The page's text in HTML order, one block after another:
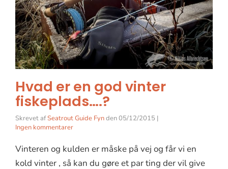
Hvad er en god vinter
fiskeplads….?
Skrevet afSeatrout Guide Fynden05/12/2015 |
Ingen kommentarer
Vinteren og kulden er måske på vej og får vi en
kold vinter , så kan du gøre et par ting der vil give